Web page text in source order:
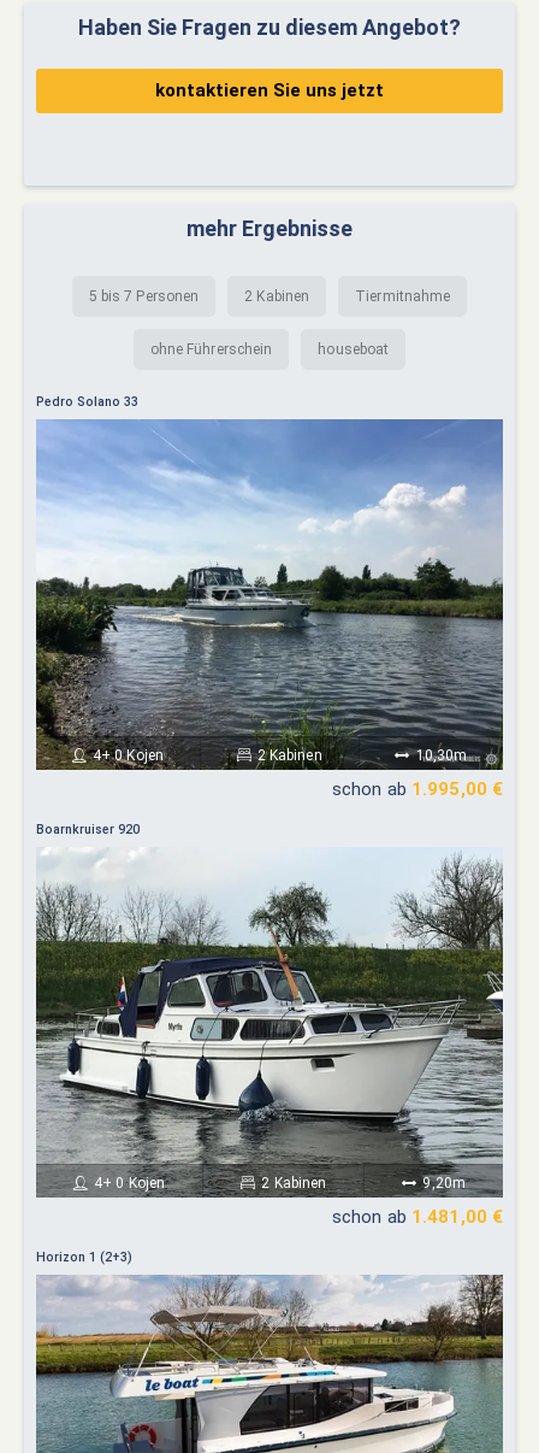
Haben Sie Fragen zu diesem Angebot?
kontaktieren Sie uns jetzt
mehr Ergebnisse
5 bis 7 Personen 2 Kabinen Tiermitnahme
ohne Führerschein houseboat
Pedro Solano 33
4+ 0 Kojen 2 Kabinen 10,30m
schon ab 1.995,00 €
Boarnkruiser 920
4+ 0 Kojen 2 Kabinen 9,20m
schon ab 1.481,00 €
Horizon 1 (2+3)